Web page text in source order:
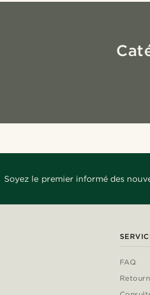
Soyez le premier informé des
FAQ